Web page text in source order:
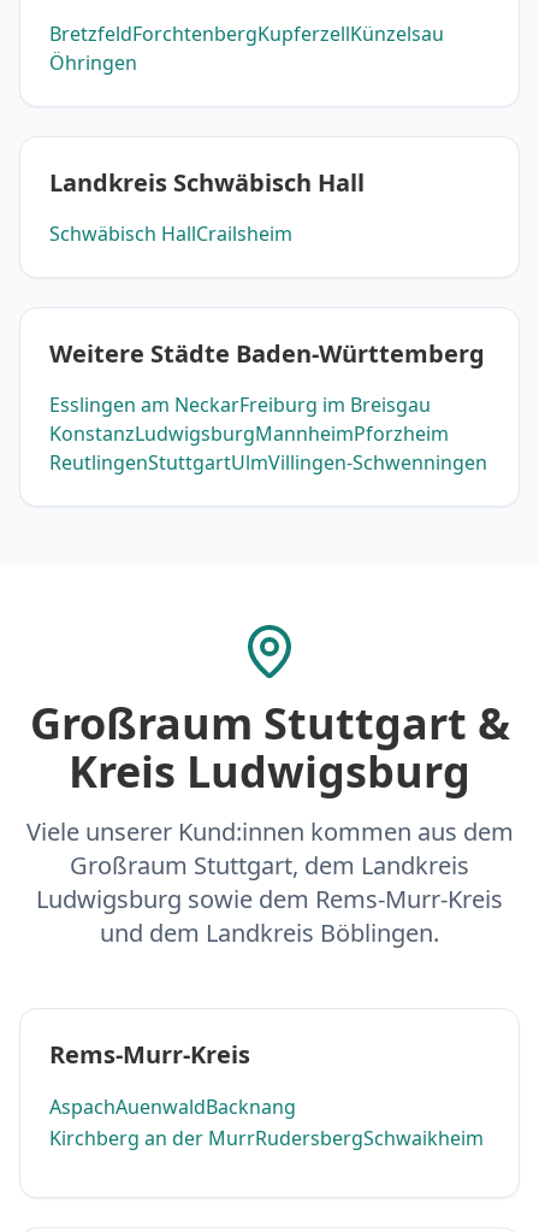
BretzfeldForchtenbergKupferzellKünzelsau
Öhringen
Landkreis Schwäbisch Hall
Schwäbisch HallCrailsheim
Weitere Städte Baden-Württemberg
Esslingen am NeckarFreiburg im Breisgau
KonstanzLudwigsburgMannheimPforzheim
ReutlingenStuttgartUlmVillingen-Schwenningen
Großraum Stuttgart &
Kreis Ludwigsburg
Viele unserer Kund:innen kommen aus dem
Großraum Stuttgart, dem Landkreis
Ludwigsburg sowie dem Rems-Murr-Kreis
und dem Landkreis Böblingen.
Rems-Murr-Kreis
AspachAuenwaldBacknang
Kirchberg an der MurrRudersbergSchwaikheim